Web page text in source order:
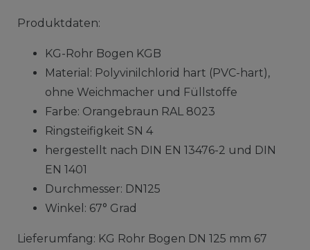
Produktdaten:
KG-Rohr Bogen KGB
Material: Polyvinilchlorid hart (PVC-hart),
ohne Weichmacher und Füllstoffe
Farbe: Orangebraun RAL 8023
Ringsteifigkeit SN 4
hergestellt nach DIN EN 13476-2 und DIN
EN 1401
Durchmesser: DN125
Winkel: 67° Grad
Lieferumfang: KG Rohr Bogen DN 125 mm 67